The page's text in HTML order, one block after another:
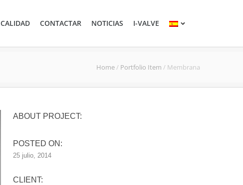
CALIDAD CONTACTAR NOTICIAS I-VALVE
Home/ Portfolio Item / Membrana
ABOUT PROJECT:
POSTED ON:
25 julio, 2014
CLIENT: